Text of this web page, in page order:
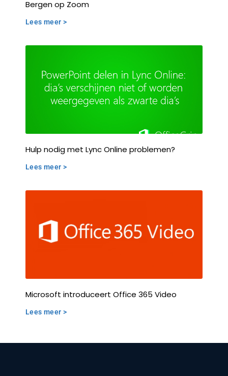
Bergen op Zoom
Lees meer >
Hulp nodig met Lync Online problemen?
Lees meer >
Microsoft introduceert Office 365 Video
Lees meer >